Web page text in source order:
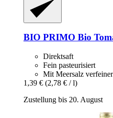
BIO PRIMO Bio
Direktsaft
Fein pasteurisiert
Mit Meersalz
1,39 € (2,78 € / l)
Zustellung bis 20. August